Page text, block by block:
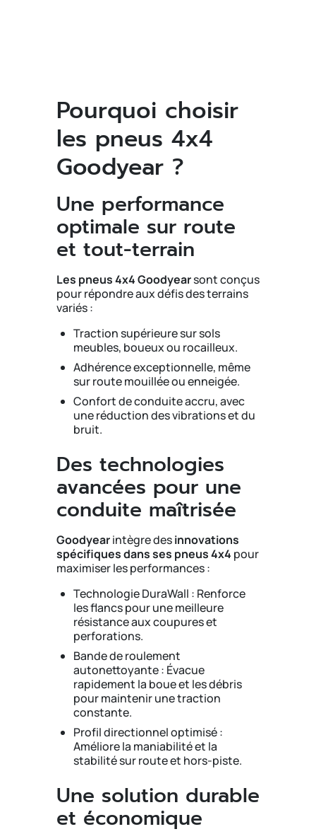
Pourquoi choisir
les pneus 4x4
Goodyear ?
Une performance
optimale sur route
et tout-terrain
Les pneus 4x4 Goodyearsont conçus
pour répondre aux défis des terrains
variés :
Traction supérieure sur sols
meubles, boueux ou rocailleux.
Adhérence exceptionnelle, même
sur route mouillée ou enneigée.
Confort de conduite accru, avec
une réduction des vibrations et du
bruit.
Des technologies
avancées pour une
conduite maîtrisée
Goodyearintègre desinnovations
spécifiques dans ses pneus 4x4 pour
maximiser les performances :
Technologie DuraWall : Renforce
les flancs pour une meilleure
résistance aux coupures et
perforations.
Bande de roulement
autonettoyante : Évacue
rapidement la boue et les débris
pour maintenir une traction
constante.
Profil directionnel optimisé :
Améliore la maniabilité et la
stabilité sur route et hors-piste.
Une solution durable
et économique